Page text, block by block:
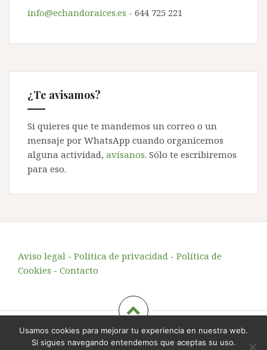
info@echandoraices.es - 644 725 221
¿Te avisamos?
Si quieres que te mandemos un correo o un
mensaje por WhatsApp cuando organicemos
alguna actividad, avísanos. Sólo te escribiremos
para eso.
Aviso legal - Política de privacidad - Política de
Cookies - Contacto
Echando Raíces, educación y animación en el entorno
Usamos cookies para mejorar tu experiencia en nuestra web.
Si sigues navegando entendemos que aceptas su uso.